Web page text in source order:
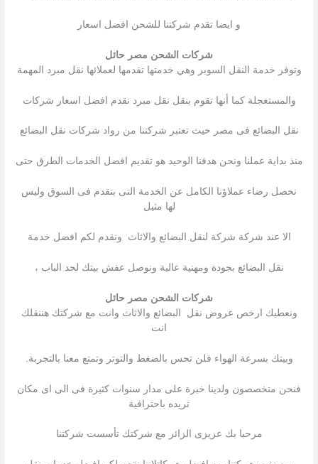
و ايضا تقدم شركتنا للشحن افضل اسعار
شركات الشحن مصر حائل
وتوفر خدمة النقل السوبر وهي خدمتها تقدمها لعملائها نقل مبرد المهمة
والمستعجلة كما أنها تقوم بنقل نقل مبرد نقدم افضل اسعار شركات
نقل البضائع فى مصر حيث تعتبر شركتنا من رواد شركات نقل البضائع
منذ بداية عملنا ونحن هدفنا الوحيد هو تقديم افضل الخدمات الطرق حتى
نحصل رضاء عملاؤنا الكامل عن الخدمة التى بتقدم فى السوق وليس
لها مثيل
الا عند شركة شركة لنقل البضائع والاثاث ونقدم لكم افضل خدمة
نقل البضائع بجودة ومهنية عالية ونوصل عفش بيتك لحد الباب ،
شركات الشحن مصر حائل
ونعطيك ارخص عروض نقل البضائع والاثاث وانت مع شركتك هننقلك
انت
وبيتك بسرعة الهواء فلن تحس بالضغط والتوتر وتمتع معنا بالتجربة.
فنحن متخصصون ولدينا خبرة على مدار سنوات كثيرة فى الى اى مكان
تريده باحترافية
مرحبا بك عزیزى الزائر مع شركتك تأسست شركتنا